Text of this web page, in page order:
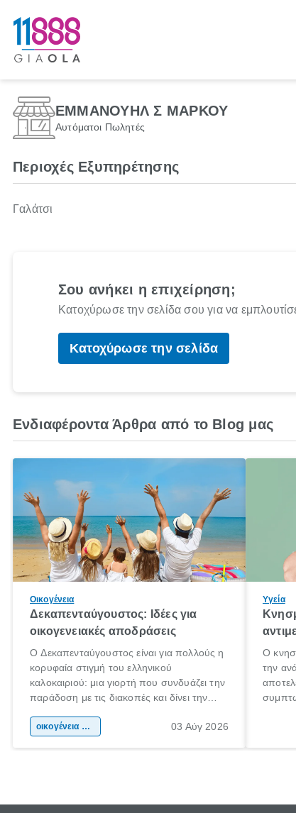
ΕΜΜΑΝΟΥΗΛ Σ ΜΑΡΚΟΥ
Αυτόματοι Πωλητές
Περιοχές Εξυπηρέτησης
Γαλάτσι
Σου ανήκει η επιχείρηση;
Κατοχύρωσε την σελίδα σου για να
Κατοχύρωσε την σελίδα
Ενδιαφέροντα Άρθρα από το Blog μας
Οικογένεια
Δεκαπενταύγουστος: Ιδέες για
οικογενειακές αποδράσεις
Ο Δεκαπενταύγουστος είναι για πολλούς η
κορυφαία στιγμή του ελληνικού
καλοκαιριού: μια γιορτή που συνδυάζει την
παράδοση με τις διακοπές και δίνει την
χώρας. Είτε πρόκειται για λίγες μέρες
οικογένεια & παιδί 03 Αύγ 2026
Υγεία
Ο
την